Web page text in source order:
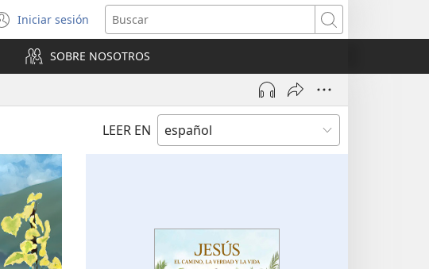
Iniciar sesión
(abre
una
nueva
ventana)
Buscar
SOBRE NOSOTROS
LEER EN